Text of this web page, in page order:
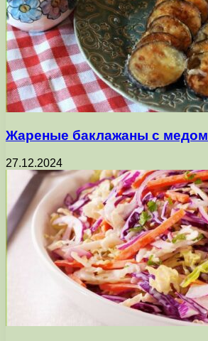
Жареные баклажаны с медом
27.12.2024